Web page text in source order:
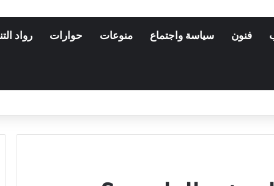
فنون سياسة واجتماع منوعات حوارات رواد